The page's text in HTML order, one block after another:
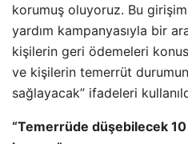
korumuş oluyoruz. Bu
yardım kampanyasıyla bir
kişilerin geri ödemeleri
ve kişilerin temerrüt
sağlayacak” ifadeleri
“Temerrüde düşebilecek